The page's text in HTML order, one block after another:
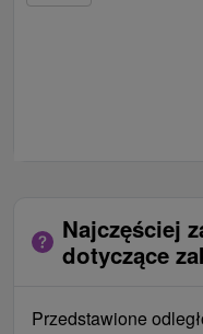
Najczęściej
dotyczące
Przedstawione